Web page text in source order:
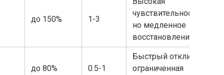
до 150% 1-3
чувствительность,
но медленное
восстановление
до 80% 0.5-1
Быстрый отклик,
ограниченная